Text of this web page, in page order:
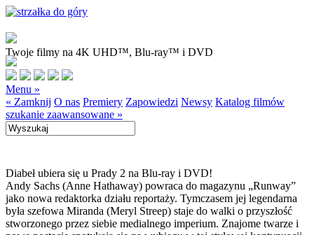
Twoje filmy na 4K UHD™, Blu-ray™ i DVD
Menu »
« Zamknij O nas Premiery Zapowiedzi Newsy Katalog filmów
szukanie zaawansowane »
Diabeł ubiera się u Prady 2 na Blu-ray i DVD!
Andy Sachs (Anne Hathaway) powraca do magazynu „Runway”
jako nowa redaktorka działu reportaży. Tymczasem jej legendarna
była szefowa Miranda (Meryl Streep) staje do walki o przyszłość
stworzonego przez siebie medialnego imperium. Znajome twarze i